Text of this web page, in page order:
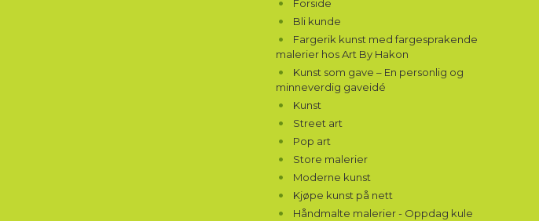
Forside
Bli kunde
Fargerik kunst med fargesprakende
malerier hos Art By Hakon
Kunst som gave – En personlig og
minneverdig gaveidé
Kunst
Street art
Pop art
Store malerier
Moderne kunst
Kjøpe kunst på nett
Håndmalte malerier - Oppdag kule